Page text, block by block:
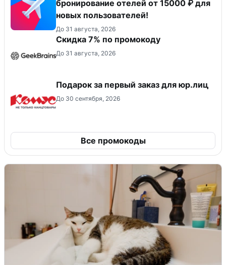
бронирование отелей от 15000 ₽ для
новых пользователей!
До 31 августа, 2026
Скидка 7% по промокоду
До 31 августа, 2026
Подарок за первый заказ для юр.лиц
До 30 сентября, 2026
Все промокоды